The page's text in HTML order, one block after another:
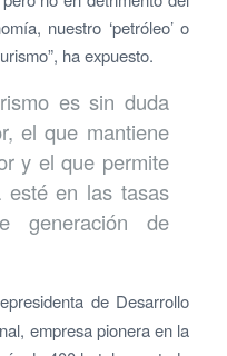
nuestro ‘petróleo’ o
ha expuesto.
es sin duda
el que mantiene
y el que permite
esté en las tasas
generación de
de Desarrollo
empresa pionera en la